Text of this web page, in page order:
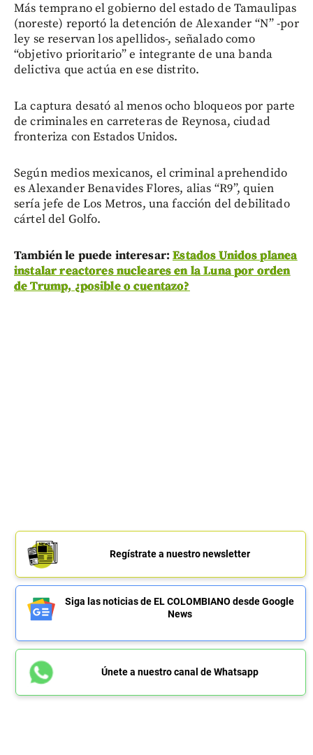
Más temprano el gobierno del estado de Tamaulipas
(noreste) reportó la detención de Alexander “N” -por
ley se reservan los apellidos-, señalado como
“objetivo prioritario” e integrante de una banda
delictiva que actúa en ese distrito.
La captura desató al menos ocho bloqueos por parte
de criminales en carreteras de Reynosa, ciudad
fronteriza con Estados Unidos.
Según medios mexicanos, el criminal aprehendido
es Alexander Benavides Flores, alias “R9”, quien
sería jefe de Los Metros, una facción del debilitado
cártel del Golfo.
También le puede interesar:Estados Unidos planea
instalar reactores nucleares en la Luna por orden
de Trump, ¿posible o cuentazo?
Regístrate a nuestro newsletter
Siga las noticias de EL COLOMBIANO desde Google
News
Únete a nuestro canal de Whatsapp